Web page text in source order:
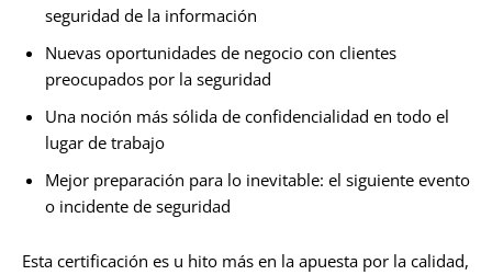
seguridad de la información
Nuevas oportunidades de negocio con clientes
preocupados por la seguridad
Una noción más sólida de confidencialidad en todo el
lugar de trabajo
Mejor preparación para lo inevitable: el siguiente evento
o incidente de seguridad
Esta certificación es u hito más en la apuesta por la calidad,